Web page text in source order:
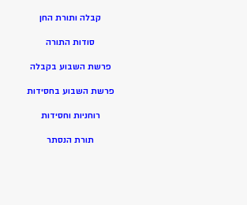
קבלה ותורת החן
סודות התורה
פרשת השבוע בקבלה
פרשת השבוע בחסידות
רוחניות וחסידות
תורת הנסתר